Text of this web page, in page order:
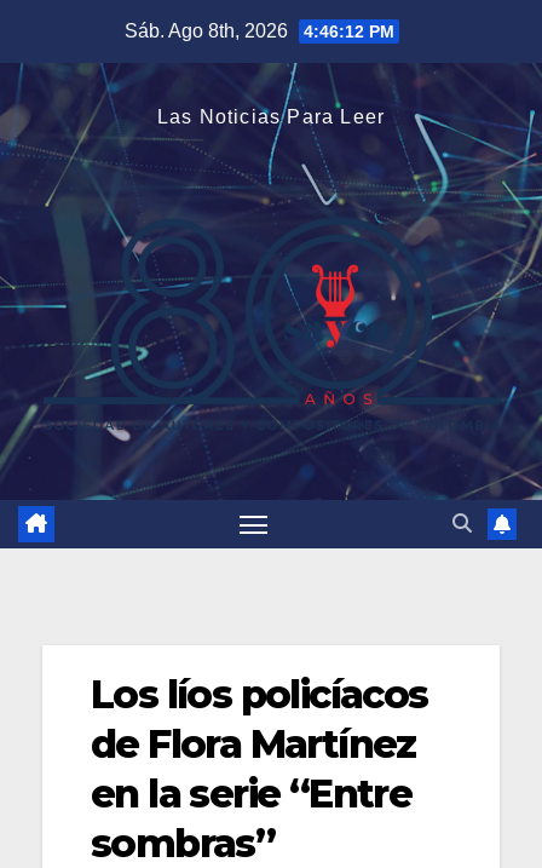
contenido
Sáb. Ago 8th, 2026 4:46:13 PM
Las Noticias Para Leer
Los líos policíacos
de Flora Martínez
en la serie “Entre
sombras”